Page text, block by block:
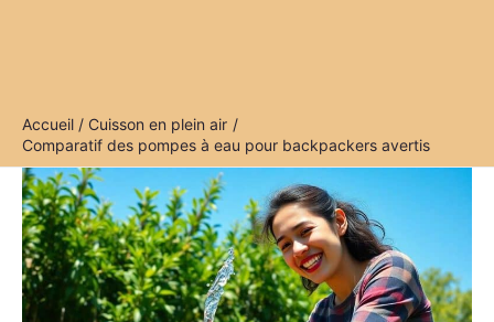
Accueil
Cuisson en plein air
Comparatif des pompes à eau pour backpackers avertis